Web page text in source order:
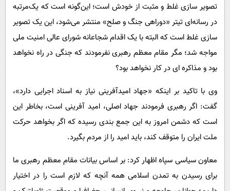
تصویر سازی غلط و مثبت از خودش است؛ این‌گونه است که یک‌مرتبه
در رسانه‌ای تیتر «دوراهی جنگ و صلح» منتشر می‌شود، این یک تصویر
سازی غلط است که البته با یک اقدام شجاعانه شورای عالی امنیت ملی
مواجه شد؛ مگر مقام معظم رهبری نفرمودند که جنگی در راه نخواهد
بود و مذاکره ای در کار نخواهد بود؟
وی با تاکید بر اینکه «جهاد امیدآفرینی نیاز به اسناد اجرایی دارد»،
گفت: اگر رهبری فرمودند جهاد اصلی، امید آفرینی است، بخاطر این
است که دشمن امروز به این جمع بندی رسیده که اگر بخواهد حرکت
ملت ایران را متوقف کند، باید امید را از مردم بگیرد.
معاون سیاسی سپاه اظهار کرد: بر اساس بیانات مقام معظم رهبری ما
برای رسیدن به تمدن اسلامی همه آنچه که لازم است را در اختیار